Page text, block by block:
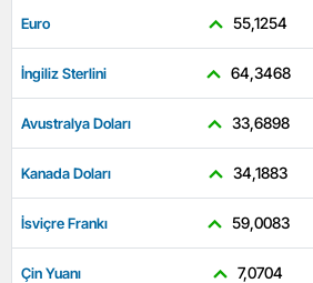
Euro 55,1254
İngiliz Sterlini 64,3468
Avustralya Doları 33,6898
Kanada Doları 34,1883
İsviçre Frankı 59,0083
Çin Yuanı 7,0704